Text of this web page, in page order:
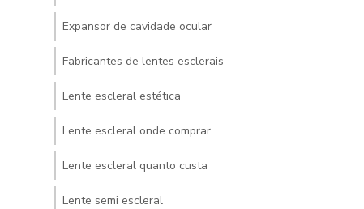
Expansor de cavidade ocular
Fabricantes de lentes esclerais
Lente escleral estética
Lente escleral onde comprar
Lente escleral quanto custa
Lente semi escleral